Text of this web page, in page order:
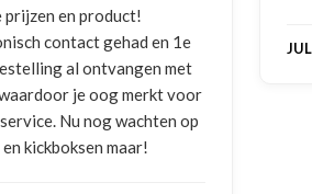
, NL | 08-02-2026